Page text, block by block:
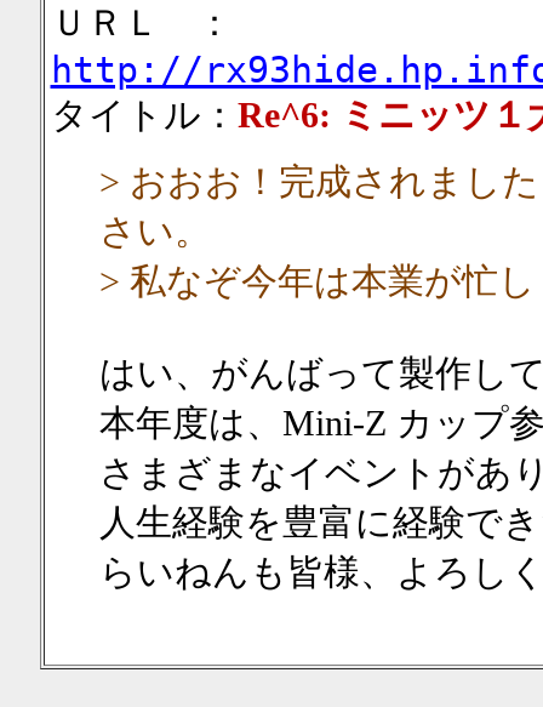
ＵＲＬ ：
http://
タイトル： Re^6: ミニッツ１
> おおお！完成されまし
さい。
> 私なぞ今年は本業が忙
はい、がんばって製作し
本年度は、Mini-Z カップ
さまざまなイベントがあ
人生経験を豊富に経験で
らいねんも皆様、よろし